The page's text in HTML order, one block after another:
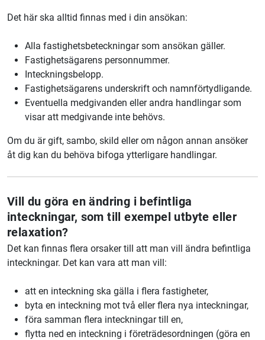
Det här ska alltid finnas med i din ansökan:
Alla fastighetsbeteckningar som ansökan gäller.
Fastighetsägarens personnummer.
Inteckningsbelopp.
Fastighetsägarens underskrift och namnförtydligande.
Eventuella medgivanden eller andra handlingar som
visar att medgivande inte behövs.
Om du är gift, sambo, skild eller om någon annan ansöker
åt dig kan du behöva bifoga ytterligare handlingar.
Vill du göra en ändring i befintliga
inteckningar, som till exempel utbyte eller
relaxation?
Det kan finnas flera orsaker till att man vill ändra befintliga
inteckningar. Det kan vara att man vill:
att en inteckning ska gälla i flera fastigheter,
byta en inteckning mot två eller flera nya inteckningar,
föra samman flera inteckningar till en,
flytta ned en inteckning i företrädesordningen (göra en